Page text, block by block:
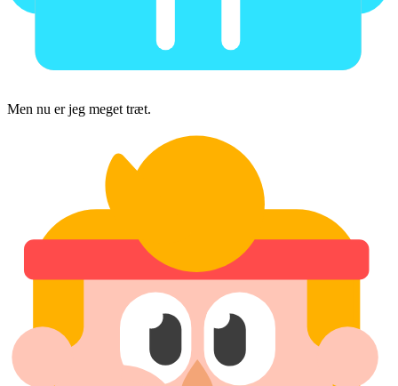
Men nu er jeg meget træt.